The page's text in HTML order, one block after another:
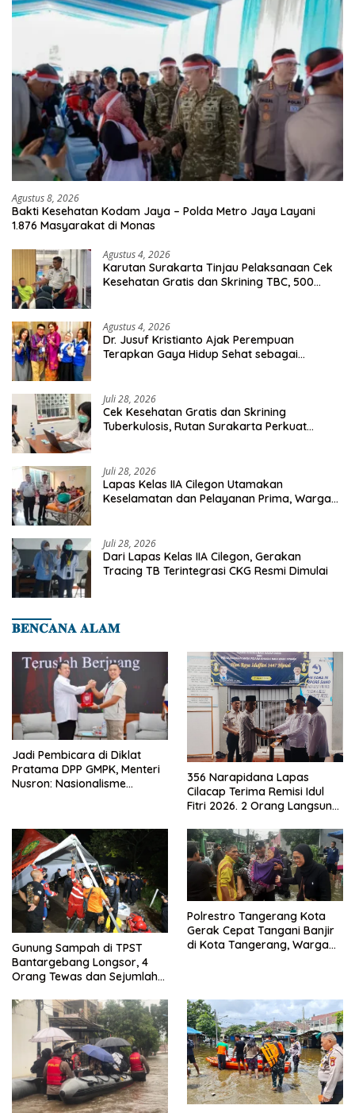
Agustus 8, 2026
Bakti Kesehatan Kodam Jaya – Polda Metro Jaya Layani
1.876 Masyarakat di Monas
Agustus 4, 2026
Karutan Surakarta Tinjau Pelaksanaan Cek
Kesehatan Gratis dan Skrining TBC, 500
Agustus 4, 2026
Dr. Jusuf Kristianto Ajak Perempuan
Terapkan Gaya Hidup Sehat sebagai
Juli 28, 2026
Cek Kesehatan Gratis dan Skrining
Tuberkulosis, Rutan Surakarta Perkuat
Juli 28, 2026
Lapas Kelas IIA Cilegon Utamakan
Keselamatan dan Pelayanan Prima, Warga
Juli 28, 2026
Dari Lapas Kelas IIA Cilegon, Gerakan
Tracing TB Terintegrasi CKG Resmi Dimulai
𝐁𝐄𝐍𝐂𝐀𝐍𝐀 𝐀𝐋𝐀𝐌
Jadi Pembicara di Diklat
Pratama DPP GMPK, Menteri
Nusron: Nasionalisme
356 Narapidana Lapas
Cilacap Terima Remisi Idul
Fitri 2026. 2 Orang Langsung
Gunung Sampah di TPST
Bantargebang Longsor, 4
Orang Tewas dan Sejumlah
Polrestro Tangerang Kota
Gerak Cepat Tangani Banjir
di Kota Tangerang, Warga